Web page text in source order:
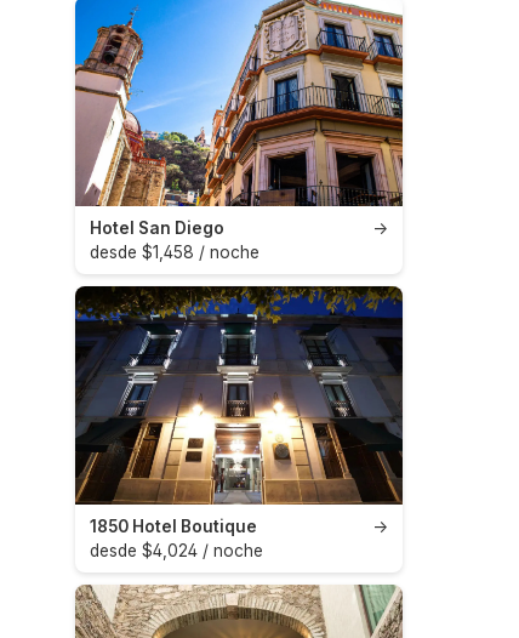
→
Hotel San Diego
desde $1,458 / noche
→
1850 Hotel Boutique
desde $4,024 / noche